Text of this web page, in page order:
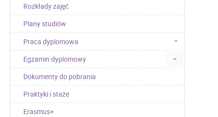
Rozkłady zajęć
Plany studiów
Praca dyplomowa
Egzamin dyplomowy
Dokumenty do pobrania
Praktyki i staże
Erasmus+